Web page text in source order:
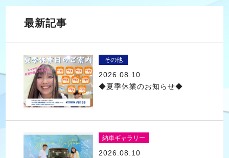
最新記事
その他
2026.08.10
◆夏季休業のお知らせ◆
納車ギャラリー
2026.08.10